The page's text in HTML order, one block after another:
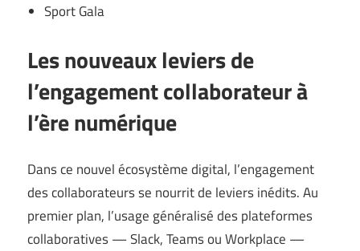
Sport Gala
Les nouveaux leviers de
l’engagement collaborateur à
l’ère numérique
Dans ce nouvel écosystème digital, l’engagement
des collaborateurs se nourrit de leviers inédits. Au
premier plan, l’usage généralisé des plateformes
collaboratives — Slack, Teams ou Workplace —